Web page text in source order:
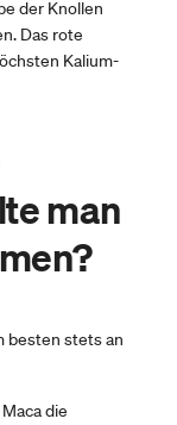
der Knollen
Das rote
Kalium-
man
besten stets an
die